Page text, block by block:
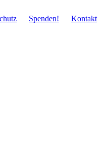
Spenden! Kontakt